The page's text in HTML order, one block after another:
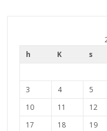
h
K s
3
4 5
10
11 12
17
18 19